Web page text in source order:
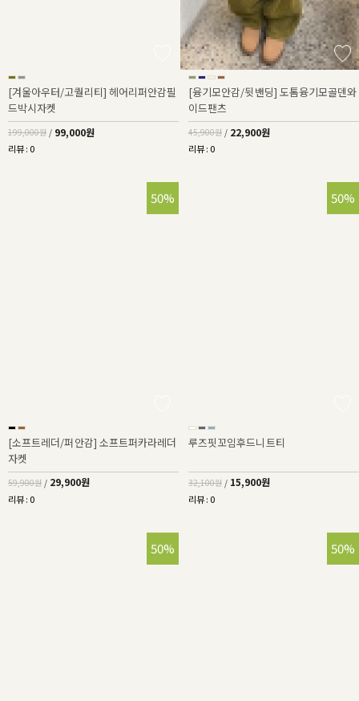
[겨울아우터/고퀄리티] 헤어리퍼안감필
드박시자켓
199,000원 / 99,000원
리뷰 : 0
[융기모안감/뒷밴딩] 도톰융기모골덴와
이드팬츠
45,900원 / 22,900원
리뷰 : 0
50%
[소프트레더/퍼안감] 소프트퍼카라레더
자켓
59,900원 / 29,900원
리뷰 : 0
50%
루즈핏꼬임후드니트티
32,100원 / 15,900원
리뷰 : 0
50% 50%